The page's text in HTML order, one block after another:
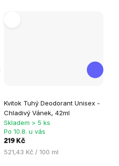
Kvitok Tuhý Deodorant Unisex -
Chladivý Vánek, 42ml
hodnocení
produktu
je
5,0
z
Skladem > 5 ks
Po 10.8. u vás
219 Kč
Měrná
521,43 Kč / 100 ml